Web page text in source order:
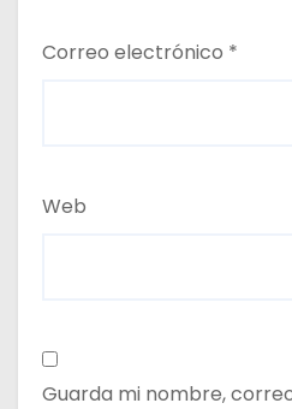
Correo electrónico *
Web
Guarda mi nombre,